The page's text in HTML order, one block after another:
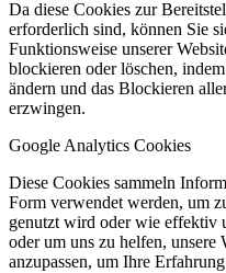
Da diese Cookies zur
erforderlich sind, können Sie
Funktionsweise unserer
blockieren oder löschen,
ändern und das Blockieren
erzwingen.
Google Analytics Cookies
Diese Cookies sammeln
Form verwendet werden, um
genutzt wird oder wie effektiv
oder um uns zu helfen,
anzupassen, um Ihre